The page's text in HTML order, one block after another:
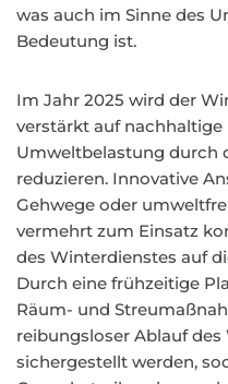
was auch im Sinne des
Bedeutung ist.
Im Jahr 2025 wird der
verstärkt auf
Umweltbelastung durch
reduzieren. Innovative
Gehwege oder
vermehrt zum Einsatz
des Winterdienstes auf
Durch eine frühzeitige
Räum- und
reibungsloser Ablauf
sichergestellt werden,